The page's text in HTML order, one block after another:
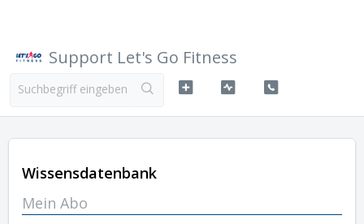
Support Let's Go Fitness
Wissensdatenbank
Mein Abo